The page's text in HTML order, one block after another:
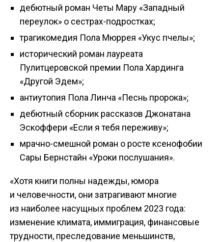
дебютный роман Четы Мару «Западный
переулок» о сестрах-подростках;
трагикомедия Пола Мюррея «Укус пчелы»;
исторический роман лауреата
Пулитцеровской премии Пола Хардинга
«Другой Эдем»;
антиутопия Пола Линча «Песнь пророка»;
дебютный сборник рассказов Джонатана
Эскоффери «Если я тебя переживу»;
мрачно-смешной роман о росте ксенофобии
Сары Бернстайн «Уроки послушания».
«Хотя книги полны надежды, юмора
и человечности, они затрагивают многие
из наиболее насущных проблем 2023 года:
изменение климата, иммиграция, финансовые
трудности, преследование меньшинств,